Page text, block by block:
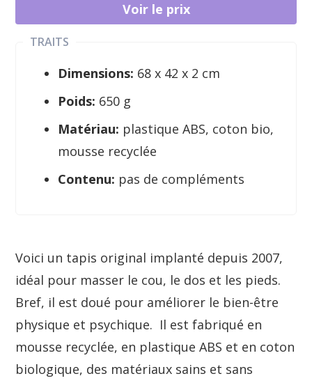
TRAITS
Dimensions: 68 x 42 x 2 cm
Poids: 650 g
Matériau: plastique ABS, coton bio,
mousse recyclée
Contenu: pas de compléments
Voir le prix
Voici un tapis original implanté depuis 2007,
idéal pour masser le cou, le dos et les pieds.
Bref, il est doué pour améliorer le bien-être
physique et psychique. Il est fabriqué en
mousse recyclée, en plastique ABS et en coton
biologique, des matériaux sains et sans